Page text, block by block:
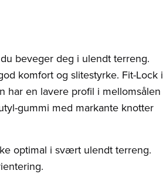
beveger deg i ulendt terreng.
komfort og slitestyrke. Fit-Lock i
har en lavere profil i mellomsålen
gummi med markante knotter
optimal i svært ulendt terreng.